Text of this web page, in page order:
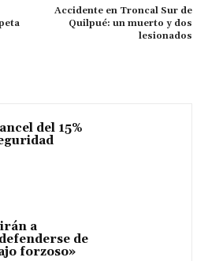
Accidente en Troncal Sur de
Quilpué: un muerto y dos
lesionados
del 15%
a
de
forzoso»